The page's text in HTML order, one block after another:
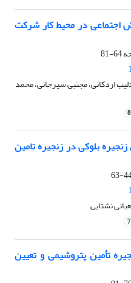
اجتماعی در محیط کار شرکت
64-81
اردکانی، مجتبی سیرجانی، محمد
بلوکی در زنجیره تامین
نشتایی
تأمین پتروشیمی و تعیین